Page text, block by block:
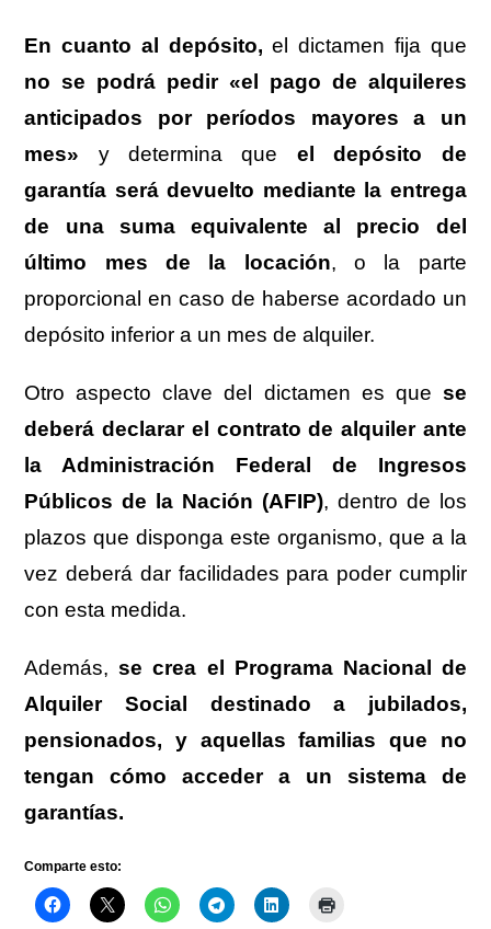
En cuanto al depósito, el dictamen fija que
no se podrá pedir «el pago de alquileres
anticipados por períodos mayores a un
mes» y determina que el depósito de
garantía será devuelto mediante la entrega
de una suma equivalente al precio del
último mes de la locación, o la parte
proporcional en caso de haberse acordado un
depósito inferior a un mes de alquiler.
Otro aspecto clave del dictamen es que se
deberá declarar el contrato de alquiler ante
la Administración Federal de Ingresos
Públicos de la Nación (AFIP), dentro de los
plazos que disponga este organismo, que a la
vez deberá dar facilidades para poder cumplir
con esta medida.
Además,se crea el Programa Nacional de
Alquiler Social destinado a jubilados,
pensionados, y aquellas familias que no
tengan cómo acceder a un sistema de
garantías.
Comparte esto: